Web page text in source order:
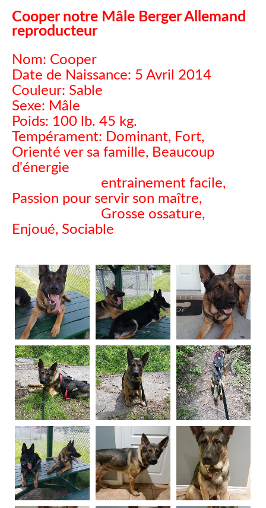
Cooper notre Mâle Berger Allemand
reproducteur
Nom: Cooper
Date de Naissance: 5 Avril 2014
Couleur: Sable
Sexe: Mâle
Poids: 100 lb. 45 kg.
Tempérament: Dominant, Fort,
Orienté ver sa famille, Beaucoup
d'énergie
entrainement facile,
Passion pour servir son maître,
Grosse ossature,
Enjoué, Sociable